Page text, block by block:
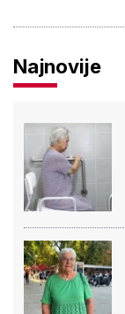
Najnovije